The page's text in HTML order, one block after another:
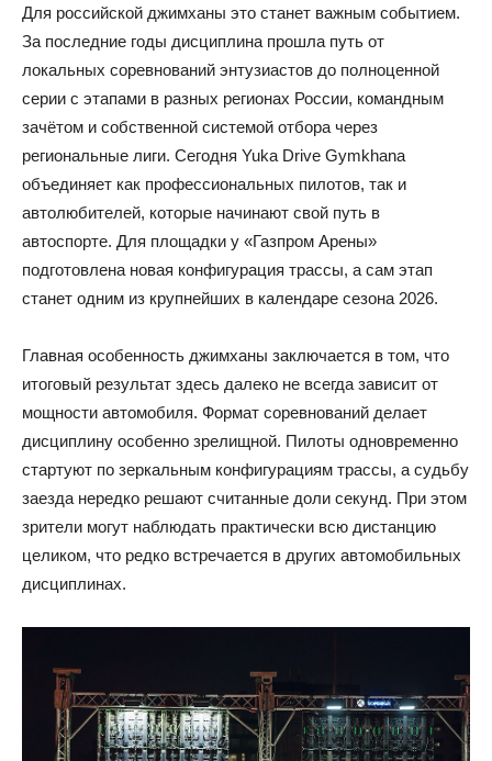
Для российской джимханы это станет важным событием.
За последние годы дисциплина прошла путь от
локальных соревнований энтузиастов до полноценной
серии с этапами в разных регионах России, командным
зачётом и собственной системой отбора через
региональные лиги. Сегодня Yuka Drive Gymkhana
объединяет как профессиональных пилотов, так и
автолюбителей, которые начинают свой путь в
автоспорте. Для площадки у «Газпром Арены»
подготовлена новая конфигурация трассы, а сам этап
станет одним из крупнейших в календаре сезона 2026.
Главная особенность джимханы заключается в том, что
итоговый результат здесь далеко не всегда зависит от
мощности автомобиля. Формат соревнований делает
дисциплину особенно зрелищной. Пилоты одновременно
стартуют по зеркальным конфигурациям трассы, а судьбу
заезда нередко решают считанные доли секунд. При этом
зрители могут наблюдать практически всю дистанцию
целиком, что редко встречается в других автомобильных
дисциплинах.